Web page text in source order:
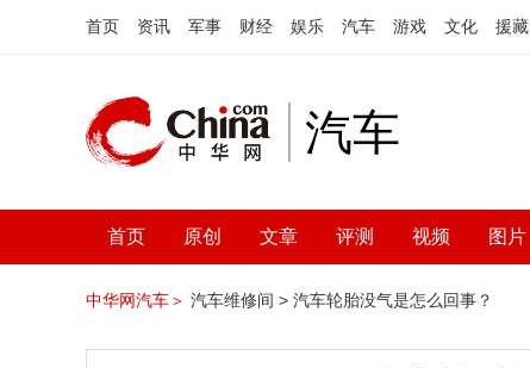
首页 资讯 军事 财经 娱乐 汽车 游戏 文化 援藏
汽车
首页 原创 文章 评测 视频 图片
中华网汽车＞ 汽车维修间 > 汽车轮胎没气是怎么回事？